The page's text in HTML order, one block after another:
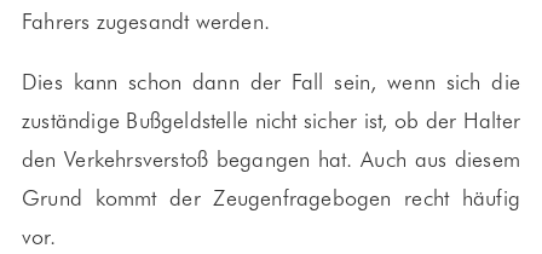
Fahrers zugesandt werden.
Dies kann schon dann der Fall sein, wenn sich die
zuständige Bußgeldstelle nicht sicher ist, ob der Halter
den Verkehrsverstoß begangen hat. Auch aus diesem
Grund kommt der Zeugenfragebogen recht häufig
vor.